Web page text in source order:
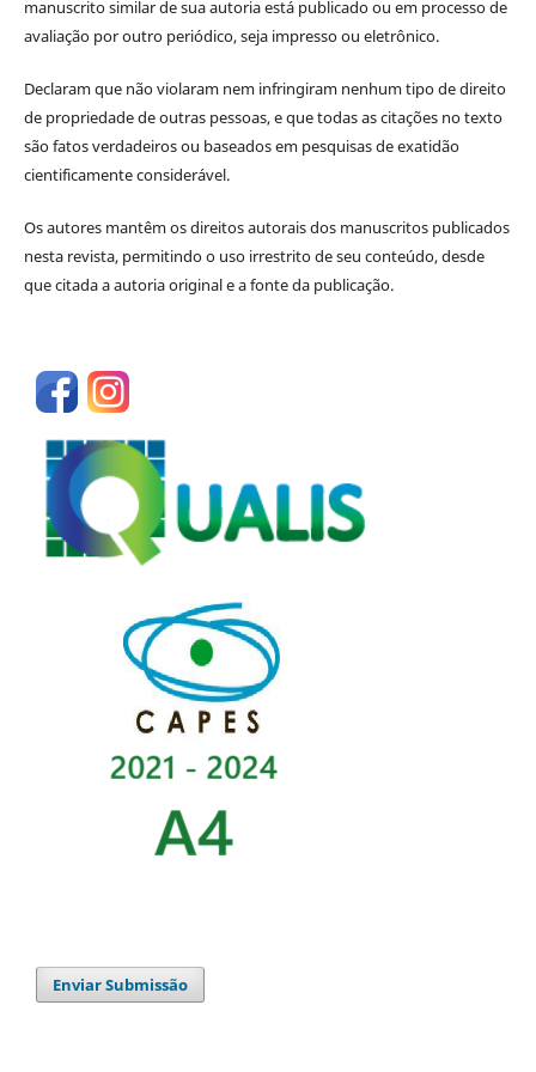
manuscrito similar de sua autoria está publicado ou em processo de
avaliação por outro periódico, seja impresso ou eletrônico.
Declaram que não violaram nem infringiram nenhum tipo de direito
de propriedade de outras pessoas, e que todas as citações no texto
são fatos verdadeiros ou baseados em pesquisas de exatidão
cientificamente considerável.
Os autores mantêm os direitos autorais dos manuscritos publicados
nesta revista, permitindo o uso irrestrito de seu conteúdo, desde
que citada a autoria original e a fonte da publicação.
Enviar Submissão